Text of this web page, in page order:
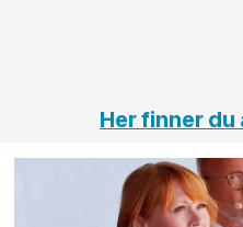
Her finner